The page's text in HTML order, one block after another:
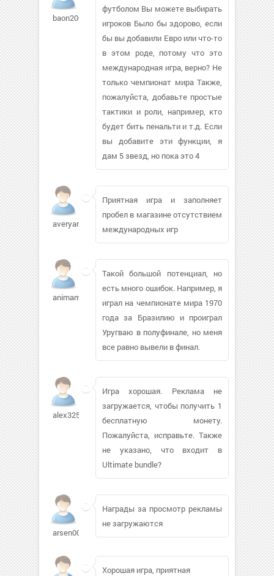
baon2007172
футболом Вы можете выбирать
игроков Было бы здорово, если
бы вы добавили Евро или что-то
в этом роде, потому что это
международная игра, верно? Не
только чемпионат мира Также,
пожалуйста, добавьте простые
тактики и роли, например, кто
будет бить пенальти и т.д. Если
вы добавите эти функции, я
дам 5 звезд, но пока это 4
averyan006
Приятная игра и заполняет
пробел в магазине отсутствием
международных игр
animamag
Такой большой потенциал, но
есть много ошибок. Например, я
играл на чемпионате мира 1970
года за Бразилию и проиграл
Уругваю в полуфинале, но меня
все равно вывели в финал.
alex3255
Игра хорошая. Реклама не
загружается, чтобы получить 1
бесплатную монету.
Пожалуйста, исправьте. Также
не указано, что входит в
Ultimate bundle?
arsen00794
Награды за просмотр рекламы
не загружаются
Хорошая игра, приятная